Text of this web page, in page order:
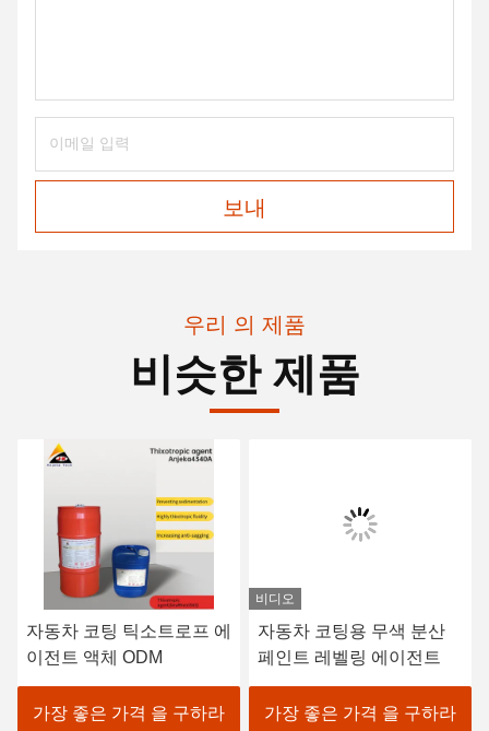
보내
우리 의 제품
비슷한 제품
자동차 코팅 틱소트로프 에
이전트 액체 ODM
가장 좋은 가격 을 구하라
비디오
자동차 코팅용 무색 분산
페인트 레벨링 에이전트
가장 좋은 가격 을 구하라